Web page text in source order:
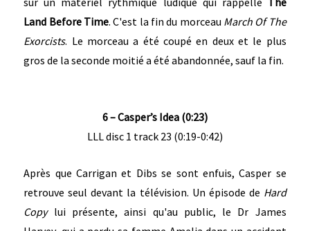
Land Before Time. C'est la fin du morceau March Of The
Exorcists. Le morceau a été coupé en deux et le plus
gros de la seconde moitié a été abandonnée, sauf la fin.
6 – Casper’s Idea (0:23)
LLL disc 1 track 23 (0:19-0:42)
Après que Carrigan et Dibs se sont enfuis, Casper se
retrouve seul devant la télévision. Un épisode de Hard
Copylui présente, ainsi qu'au public, le Dr James